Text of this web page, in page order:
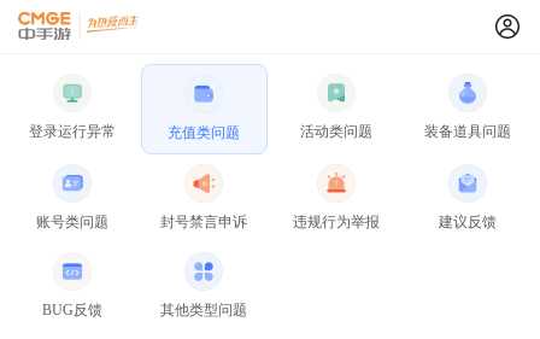
登录运行异常 充值类问题 活动类问题 装备道具问题
账号类问题 封号禁言申诉 违规行为举报 建议反馈
BUG反馈 其他类型问题